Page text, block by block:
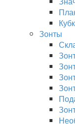
Зонты